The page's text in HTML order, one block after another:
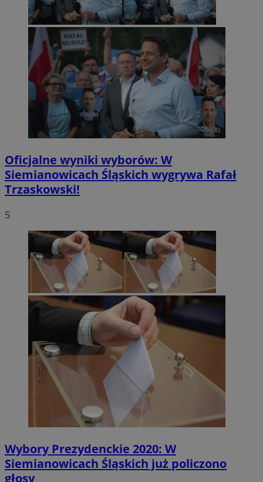
Oficjalne wyniki wyborów: W
Siemianowicach Śląskich wygrywa Rafał
Trzaskowski!
5
Wybory Prezydenckie 2020: W
Siemianowicach Śląskich już policzono
głosy